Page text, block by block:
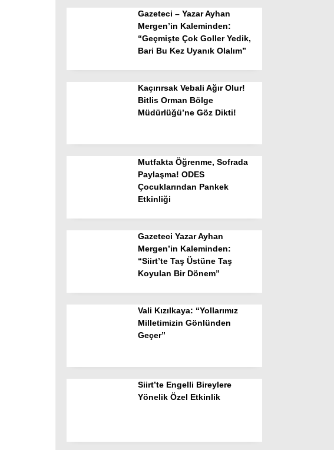
Gazeteci – Yazar Ayhan
Mergen’in Kaleminden:
“Geçmişte Çok Goller Yedik,
Bari Bu Kez Uyanık Olalım”
Kaçırırsak Vebali Ağır Olur!
Bitlis Orman Bölge
Müdürlüğü’ne Göz Dikti!
Mutfakta Öğrenme, Sofrada
Paylaşma! ODES
Çocuklarından Pankek
Etkinliği
Gazeteci Yazar Ayhan
Mergen’in Kaleminden:
“Siirt’te Taş Üstüne Taş
Koyulan Bir Dönem”
Vali Kızılkaya: “Yollarımız
Milletimizin Gönlünden
Geçer”
Siirt’te Engelli Bireylere
Yönelik Özel Etkinlik